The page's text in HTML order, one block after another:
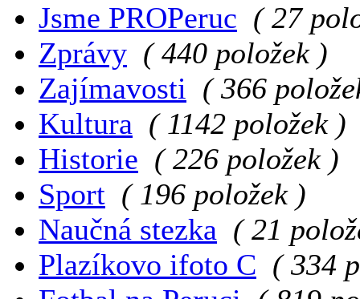
Jsme PROPeruc ( 27
Zprávy ( 440 položek )
Zajímavosti ( 366
Kultura ( 1142 položek )
Historie ( 226 položek )
Sport ( 196 položek )
Naučná stezka ( 21
Plazíkovo ifoto C ( 334